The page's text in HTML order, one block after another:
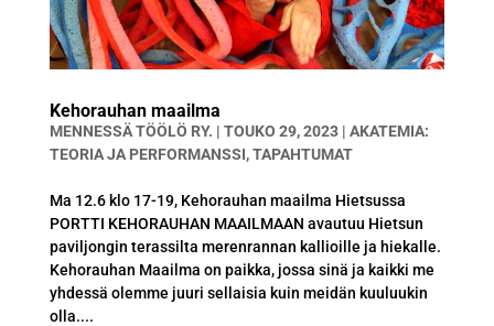
Kehorauhan maailma
MENNESSÄTÖÖLÖ RY. | TOUKO 29, 2023| AKATEMIA:
TEORIA JA PERFORMANSSI,TAPAHTUMAT
Ma 12.6 klo 17-19, Kehorauhan maailma Hietsussa
PORTTI KEHORAUHAN MAAILMAAN avautuu Hietsun
paviljongin terassilta merenrannan kallioille ja hiekalle.
Kehorauhan Maailma on paikka, jossa sinä ja kaikki me
yhdessä olemme juuri sellaisia kuin meidän kuuluukin
olla....